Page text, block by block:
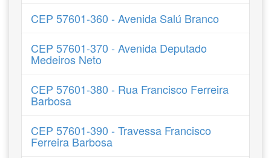
CEP 57601-360 - Avenida Salú Branco
CEP 57601-370 - Avenida Deputado
Medeiros Neto
CEP 57601-380 - Rua Francisco Ferreira
Barbosa
CEP 57601-390 - Travessa Francisco
Ferreira Barbosa